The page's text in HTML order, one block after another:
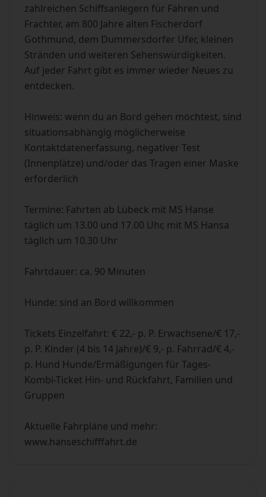
zahlreichen Schiffsanlegern für Fähren und
Frachter, am 800 Jahre alten Fischerdorf
Gothmund, dem Dummersdorfer Ufer, kleinen
Stränden und weiteren Sehenswürdigkeiten.
Auf jeder Fahrt gibt es immer wieder Neues zu
entdecken.
Hinweis: wenn du an Bord gehen möchtest, sind
situationsabhängig möglicherweise
Kontaktdatenerfassung, negativer Test
(Innenplätze) und/oder das Tragen einer Maske
erforderlich
Termine: Fahrten ab Lübeck mit MS Hanse
täglich um 13.00 und 17.00 Uhr, mit MS Hansa
täglich um 10.30 Uhr
Fahrtdauer: ca. 90 Minuten
Hunde: sind an Bord willkommen
Tickets Einzelfahrt: € 22,- p. P. Erwachsene/€ 17,-
p. P. Kinder (4 bis 14 Jahre)/€ 9,- p. Fahrrad/€ 4,-
p. Hund Hunde/Ermäßigungen für Tages-
Kombi-Ticket Hin- und Rückfahrt, Familien und
Gruppen
Aktuelle Fahrpläne und mehr:
www.hanseschifffahrt.de